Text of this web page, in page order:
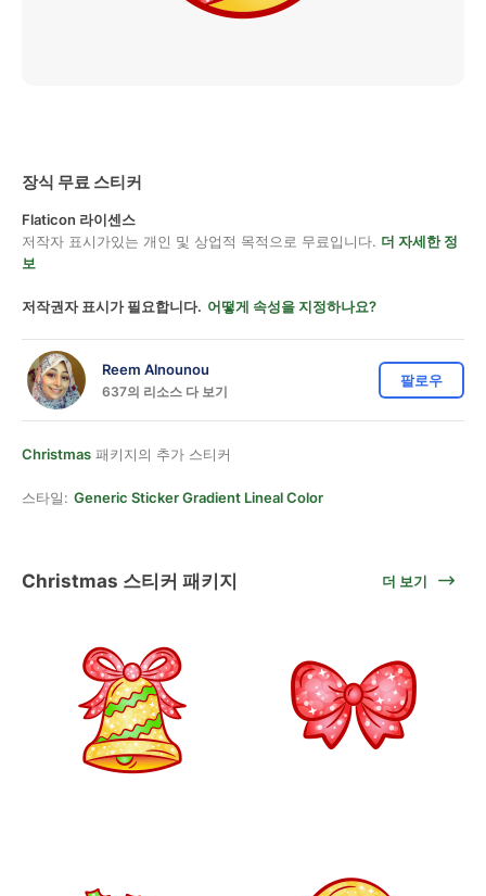
장식 무료 스티커
Flaticon 라이센스
저작자 표시가있는 개인 및 상업적 목적으로 무료입니다. 더 자세한 정
보
저작권자 표시가 필요합니다. 어떻게 속성을 지정하나요?
Reem Alnounou
637의 리소스 다 보기
팔로우
Christmas 패키지의 추가 스티커
스타일: Generic Sticker Gradient Lineal Color
Christmas 스티커 패키지 더 보기